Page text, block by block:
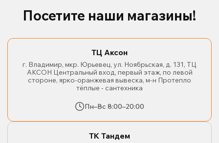
Посетите наши магазины!
ТЦ Аксон
г. Владимир, мкр. Юрьевец, ул. Ноябрьская, д. 131, ТЦ
АКСОН Центральный вход, первый этаж, по левой
стороне, ярко-оранжевая вывеска, м-н Протепло
тёплые - сантехника
Пн–Вс 8:00–20:00
ТК Тандем